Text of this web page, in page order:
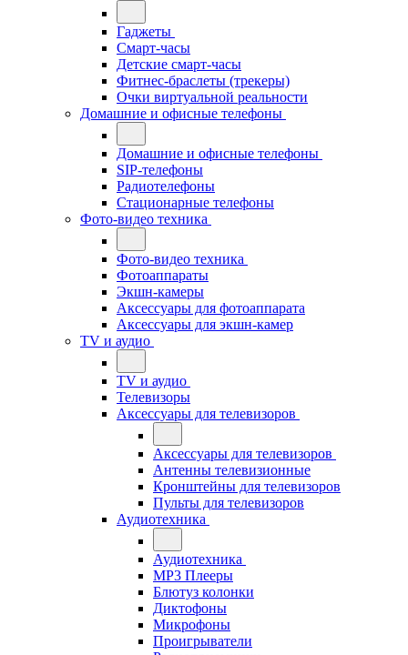
Гаджеты
Смарт-часы
Детские смарт-часы
Фитнес-браслеты (трекеры)
Очки виртуальной реальности
Домашние и офисные телефоны
Домашние и офисные телефоны
SIP-телефоны
Радиотелефоны
Стационарные телефоны
Фото-видео техника
Фото-видео техника
Фотоаппараты
Экшн-камеры
Аксессуары для фотоаппарата
Аксессуары для экшн-камер
TV и аудио
TV и аудио
Телевизоры
Аксессуары для телевизоров
Аксессуары для телевизоров
Антенны телевизионные
Кронштейны для телевизоров
Пульты для телевизоров
Аудиотехника
Аудиотехника
MP3 Плееры
Блютуз колонки
Диктофоны
Микрофоны
Проигрыватели